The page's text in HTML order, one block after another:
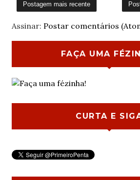
Postagem mais recente
Assinar: Postar comentários
FAÇA UMA
CURTA E